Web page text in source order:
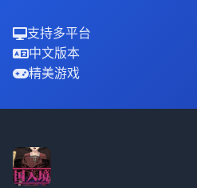
支持多平台
中文版本
精美游戏